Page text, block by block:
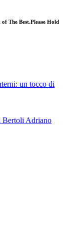
The Best.Please Hold
un tocco di
Bertoli Adriano